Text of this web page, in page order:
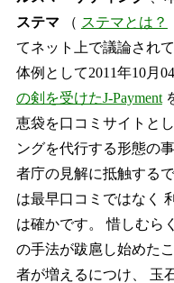
ステマ （ ステマとは？
てネット上で議論され
体例として2011年10月
の剣を受けたJ-Payment
恵袋を口コミサイトと
ングを代行する形態の
者庁の見解に抵触する
は最早口コミではなく
は確かです。 惜しむら
の手法が跋扈し始めた
者が増えるにつけ、 玉